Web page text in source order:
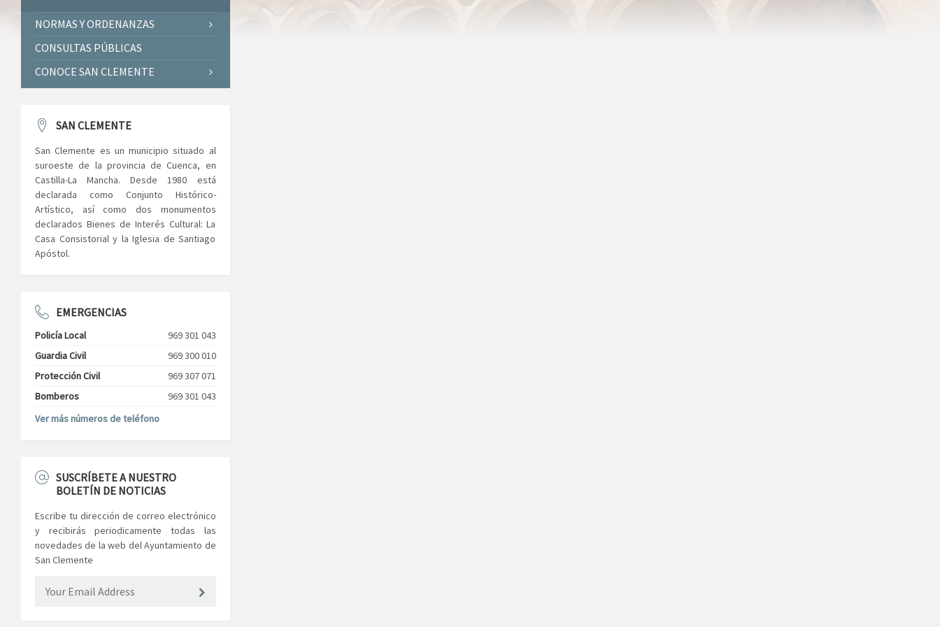
NORMAS Y ORDENANZAS
CONSULTAS PÚBLICAS
CONOCE SAN CLEMENTE
SAN CLEMENTE
San Clemente es un municipio situado al
suroeste de la provincia de Cuenca, en
Castilla-La Mancha. Desde 1980 está
declarada como Conjunto Histórico-
Artístico, así como dos monumentos
declarados Bienes de Interés Cultural: La
Casa Consistorial y la Iglesia de Santiago
Apóstol.
EMERGENCIAS
Policía Local
969 301 043
Guardia Civil
969 300 010
Protección Civil
969 307 071
Bomberos
969 301 043
Ver más números de teléfono
SUSCRÍBETE A NUESTRO
BOLETÍN DE NOTICIAS
Escribe tu dirección de correo electrónico
y recibirás periodicamente todas las
novedades de la web del Ayuntamiento de
San Clemente